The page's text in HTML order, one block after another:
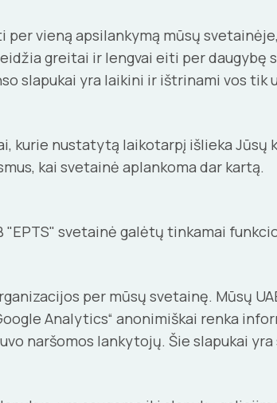
per vieną apsilankymą mūsų
greitai ir lengvai eiti per
slapukai yra laikini ir ištrinami vos
kurie nustatytą laikotarpį išlieka
kai svetainė aplankoma dar kartą.
"EPTS" svetainė galėtų tinkamai
per mūsų svetainę. Mūsų
Analytics“ anonimiškai renka
naršomos lankytojų. Šie slapukai